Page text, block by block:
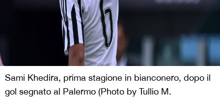
Sami Khedira, prima stagione in bianconero, dopo il
gol segnato al Palermo (Photo by Tullio M.